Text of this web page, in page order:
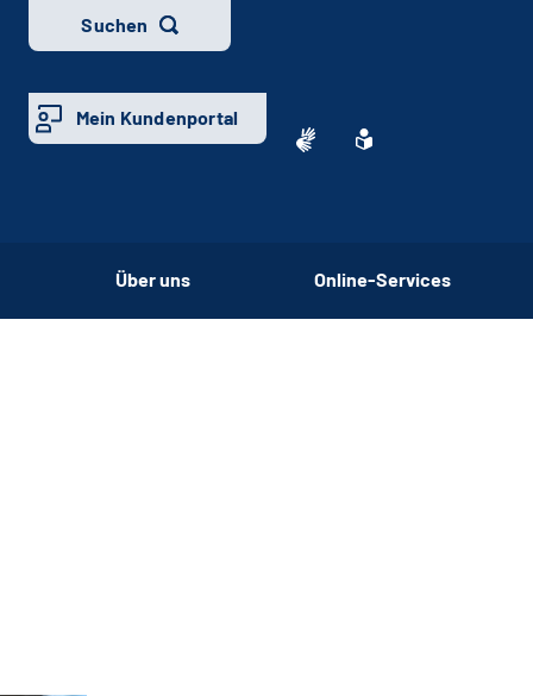
Suchen
Mein Kundenportal
Über uns Online-Services